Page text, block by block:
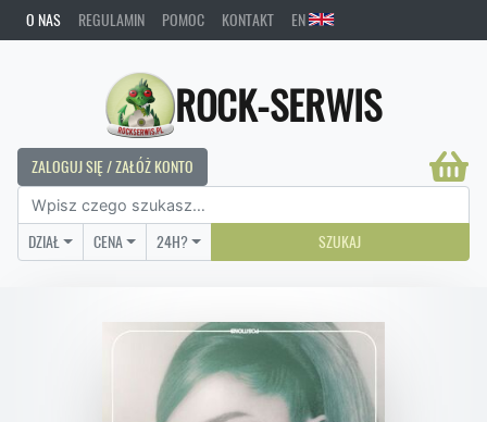
O NAS REGULAMIN POMOC KONTAKT EN
ROCK-SERWIS
ZALOGUJ SIĘ / ZAŁÓŻ KONTO
DZIAŁ CENA 24H? SZUKAJ